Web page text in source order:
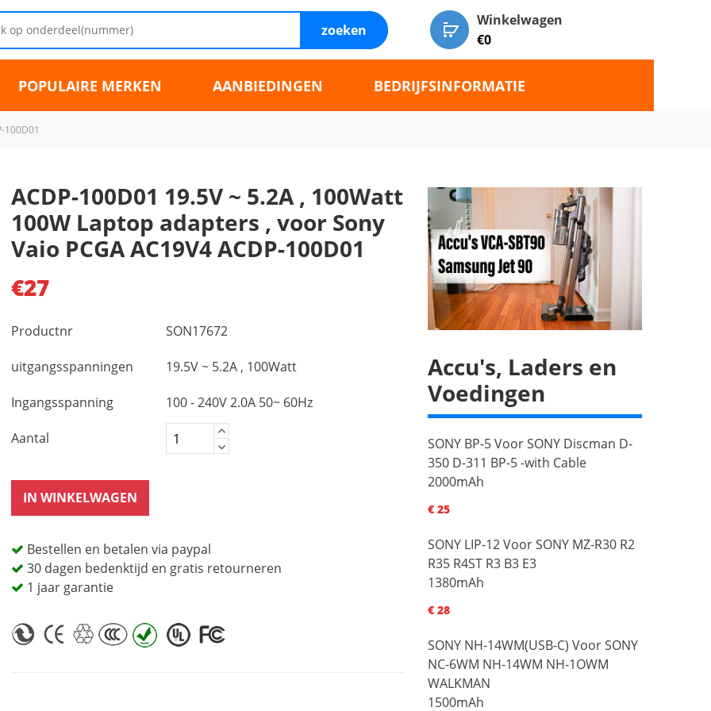
zoeken
Winkelwagen
€0
POPULAIRE MERKEN AANBIEDINGEN BEDRIJFSINFORMATIE
100D01
ACDP-100D01 19.5V ~ 5.2A , 100Watt
100W Laptop adapters , voor Sony
Vaio PCGA AC19V4 ACDP-100D01
€27
Productnr SON17672
uitgangsspanningen 19.5V ~ 5.2A , 100Watt
Ingangsspanning 100 - 240V 2.0A 50~ 60Hz
Aantal
IN WINKELWAGEN
Bestellen en betalen via paypal
30 dagen bedenktijd en gratis retourneren
1 jaar garantie
Accu's, Laders en
Voedingen
SONY BP-5 Voor SONY Discman D-
350 D-311 BP-5 -with Cable
2000mAh
€ 25
SONY LIP-12 Voor SONY MZ-R30 R2
R35 R4ST R3 B3 E3
1380mAh
€ 28
SONY NH-14WM(USB-C) Voor SONY
NC-6WM NH-14WM NH-1OWM
WALKMAN
1500mAh